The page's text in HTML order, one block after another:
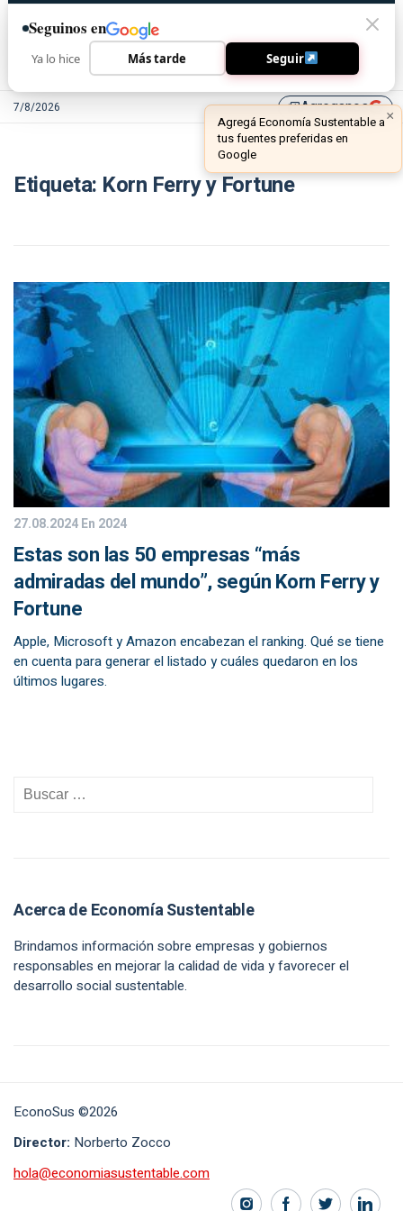
7/8/2026 library_addAgreganos ×
Agregá Economía Sustentable a
tus fuentes preferidas en
Google
Etiqueta: Korn Ferry y Fortune
27.08.2024En 2024
Estas son las 50 empresas “más
admiradas del mundo”, según Korn Ferry y
Fortune
Apple, Microsoft y Amazon encabezan el ranking. Qué se tiene
en cuenta para generar el listado y cuáles quedaron en los
últimos lugares.
Acerca de Economía Sustentable
Brindamos información sobre empresas y gobiernos
responsables en mejorar la calidad de vida y favorecer el
desarrollo social sustentable.
EconoSus ©2026
Director: Norberto Zocco
hola@economiasustentable.com
Seguinos en
Ya lo hice Más tarde Seguir